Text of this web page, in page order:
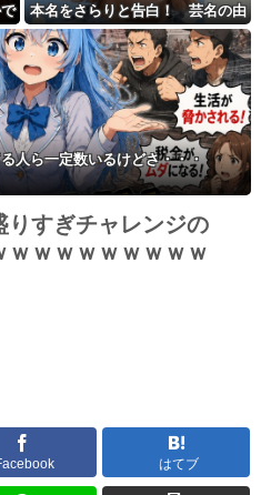
本名をさらりと告白！ 芸名の由
来も明かす！！
人ら一定数いるけどさ・・・
りすぎチャレンジの
ｗｗｗｗｗｗｗｗ
はてブ